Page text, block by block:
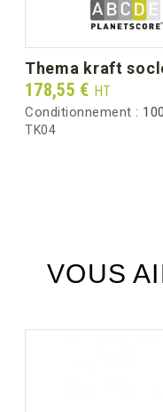
thema kraft
Prix
178,55 € HT
Conditionnement : 100
TK04
VOUS